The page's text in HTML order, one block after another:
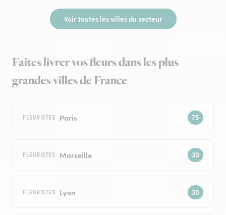
Voir toutes les villes du secteur
Faites livrer vos fleurs dans les plus
grandes villes de France
FLEURISTES Paris
FLEURISTES Marseille
FLEURISTES Lyon